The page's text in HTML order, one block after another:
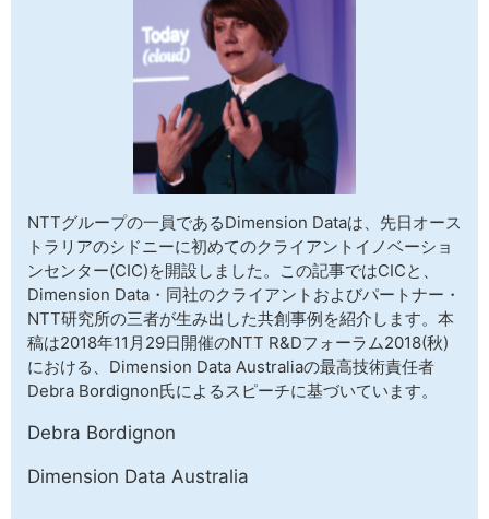
NTTグループの一員であるDimension Dataは、先日オース
トラリアのシドニーに初めてのクライアントイノベーショ
ンセンター(CIC)を開設しました。この記事ではCICと、
Dimension Data・同社のクライアントおよびパートナー・
NTT研究所の三者が生み出した共創事例を紹介します。本
稿は2018年11月29日開催のNTT R&Dフォーラム2018(秋)
における、Dimension Data Australiaの最高技術責任者
Debra Bordignon氏によるスピーチに基づいています。
Debra Bordignon
Dimension Data Australia